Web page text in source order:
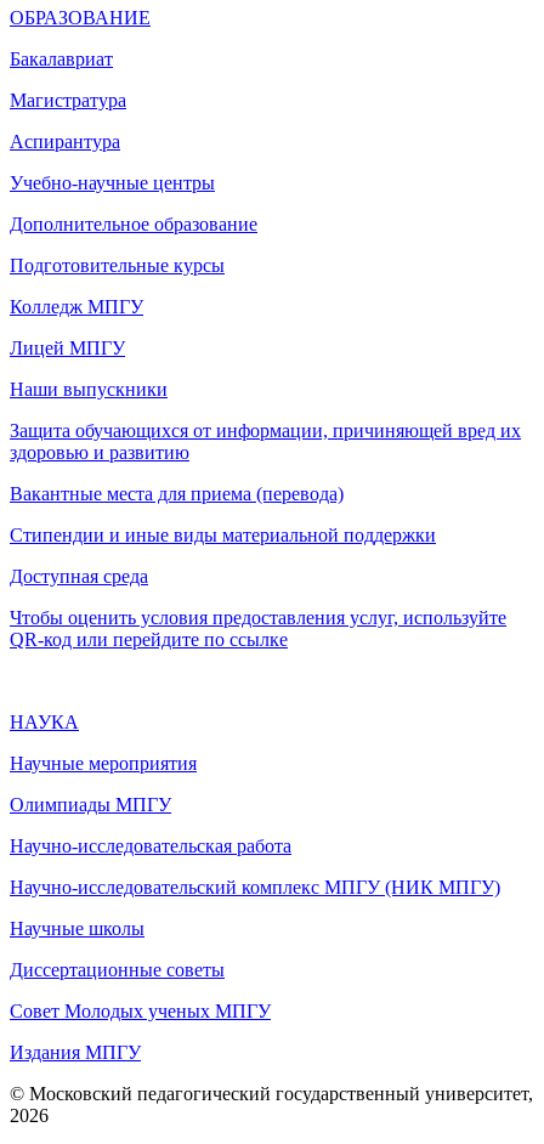
ОБРАЗОВАНИЕ
Бакалавриат
Магистратура
Аспирантура
Учебно-научные центры
Дополнительное образование
Подготовительные курсы
Колледж МПГУ
Лицей МПГУ
Наши выпускники
Защита обучающихся от информации, причиняющей вред их
здоровью и развитию
Вакантные места для приема (перевода)
Стипендии и иные виды материальной поддержки
Доступная среда
Чтобы оценить условия предоставления услуг, используйте
QR-код или перейдите по ссылке
НАУКА
Научные мероприятия
Олимпиады МПГУ
Научно-исследовательская работа
Научно-исследовательский комплекс МПГУ (НИК МПГУ)
Научные школы
Диссертационные советы
Совет Молодых ученых МПГУ
Издания МПГУ
© Московский педагогический государственный университет,
2026